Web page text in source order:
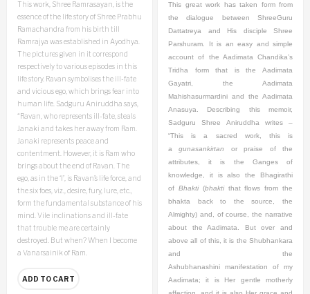
This work, Shree Ramrasayan, is the
essence of the life story of Shree Prabhu
Ramachandra from his birth till
Ramrajya was established in Ayodhya.
The pictures given in it correspond
respectively to various episodes in this
life story. Ravan symbolises the ill-fate
and vicious ego, which brings fear into
human life. Sadguru Aniruddha says,
“Ravan, who represents ill-fate, steals
Janaki and takes her away from Ram.
Janaki represents peace and
contentment. However, it is Ram who
brings about the end of Ravan. The
ego, as in the ‘I’, is Ravan’s life force, and
the six foes, viz., desire, fury, lure, etc.,
form the fundamental substance of his
mind. Vile inclinations and ill-fate
that trouble me are certainly
destroyed. But when? When I become
a Vanarsainik of Ram.
ADD TO CART
This great work has taken form from
the dialogue between ShreeGuru
Dattatreya and His disciple Shree
Parshuram. It is an easy and simple
account of the Aadimata Chandika’s
Tridha form that is the Aadimata
Gayatri, the Aadimata
Mahishasurmardini and the Aadimata
Anasuya. Describing this memoir,
Sadguru Shree Aniruddha writes –
“This is a sacred work, this is
agunasankirtan or praise of the
attributes, it is the Ganges of
knowledge, it is also the Bhagirathi
of Bhakti(bhaktithat flows from the
bhakta back to the source, the
Almighty) and, of course, the narrative
about the Aadimata. But over and
above all of this, it is the Shubhankara
and the
Ashubhanashini manifestation of my
Aadimata; it is Her gentle motherly